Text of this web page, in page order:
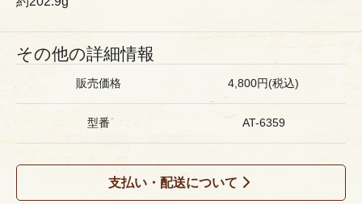
その他の詳細情報
販売価格 4,800円(税込)
型番 AT-6359
支払い・配送について